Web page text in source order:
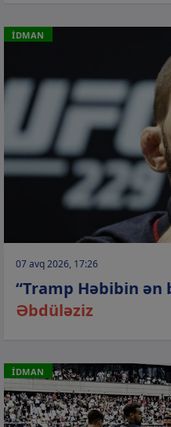
İDMAN
07 avq 2026, 17:26
“Tramp Həbibin ən
Əbdüləziz
İDMAN